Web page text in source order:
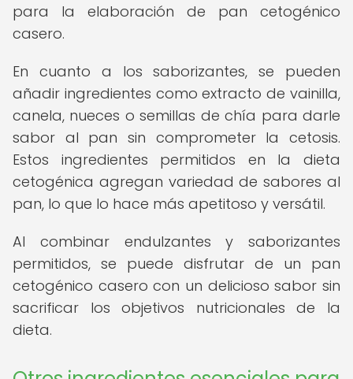
para la elaboración de pan cetogénico
casero.
En cuanto a los saborizantes, se pueden
añadir ingredientes como extracto de vainilla,
canela, nueces o semillas de chía para darle
sabor al pan sin comprometer la cetosis.
Estos ingredientes permitidos en la dieta
cetogénica agregan variedad de sabores al
pan, lo que lo hace más apetitoso y versátil.
Al combinar endulzantes y saborizantes
permitidos, se puede disfrutar de un pan
cetogénico casero con un delicioso sabor sin
sacrificar los objetivos nutricionales de la
dieta.